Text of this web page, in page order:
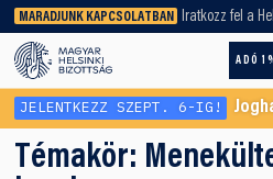
MARADJUNK KAPCSOLATBAN Iratkozz fel a
ADÓ
keresőnket!
JELENTKEZZ SZEPT. 6-IG! Joghallgató
Témakör: